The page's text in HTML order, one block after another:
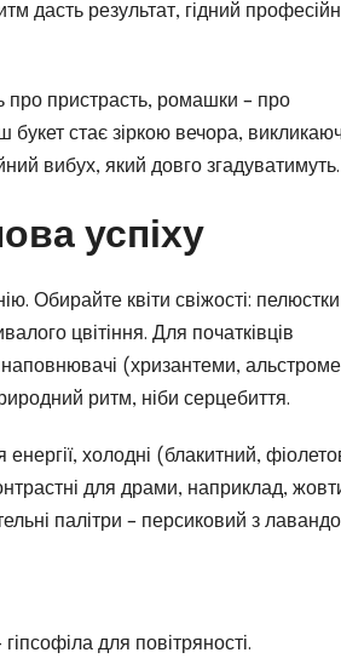
дасть результат, гідний
про пристрасть, ромашки – про
букет стає зіркою вечора,
вибух, який довго згадуватимуть.
успіху
Обирайте квіти свіжості: пелюстки
цвітіння. Для початківців
(хризантеми,
ритм, ніби серцебиття.
холодні (блакитний,
для драми, наприклад,
палітри – персиковий з
для повітряності.